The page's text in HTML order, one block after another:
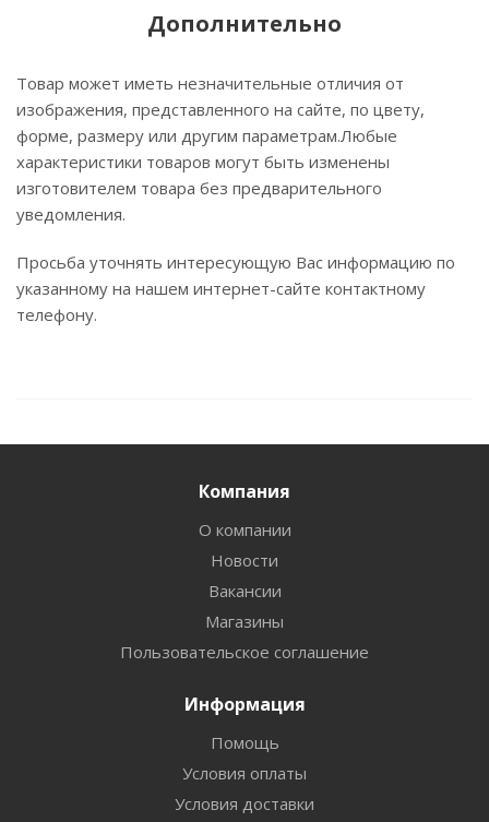
Дополнительно
Товар может иметь незначительные отличия от
изображения, представленного на сайте, по цвету,
форме, размеру или другим параметрам.Любые
характеристики товаров могут быть изменены
изготовителем товара без предварительного
уведомления.
Просьба уточнять интересующую Вас информацию по
указанному на нашем интернет-сайте контактному
телефону.
Компания
О компании
Новости
Вакансии
Магазины
Пользовательское соглашение
Информация
Помощь
Условия оплаты
Условия доставки